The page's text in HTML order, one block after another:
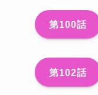
第100話
第102話